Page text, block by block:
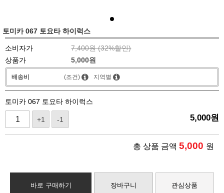
토미카 067 토요타 하이럭스
소비자가 7,400원 (32%할인)
상품가
5,000원
배송비 (조건) 지역별
토미카 067 토요타 하이럭스
+1 -1 5,000원
총 상품 금액 5,000 원
바로 구매하기 장바구니 관심상품